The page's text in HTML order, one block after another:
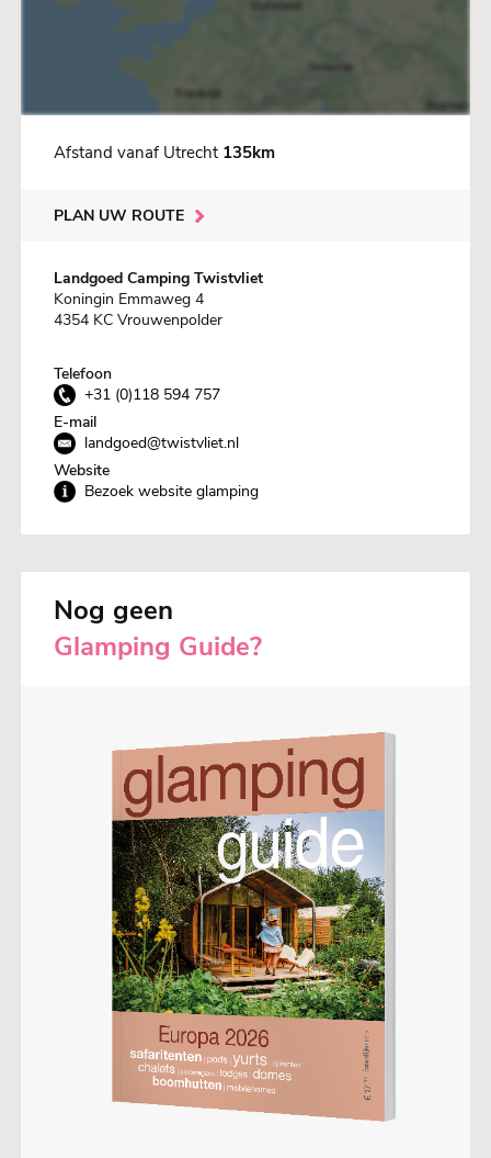
Afstand vanaf Utrecht 135km
PLAN UW ROUTE
Landgoed Camping Twistvliet
Koningin Emmaweg 4
4354 KC Vrouwenpolder
Telefoon
+31 (0)118 594 757
E-mail
landgoed@twistvliet.nl
Website
Bezoek website glamping
Nog geen
Glamping Guide?